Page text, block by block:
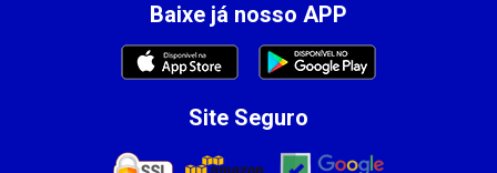
Baixe já nosso APP
Site Seguro